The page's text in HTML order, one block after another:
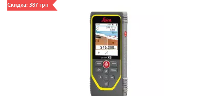
Скидка: 387 грн